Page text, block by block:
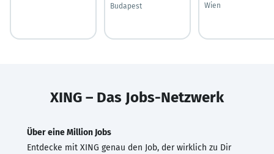
Budapest
Wien
XING – Das Jobs-Netzwerk
Über eine Million Jobs
Entdecke mit XING genau den Job, der wirklich zu Dir